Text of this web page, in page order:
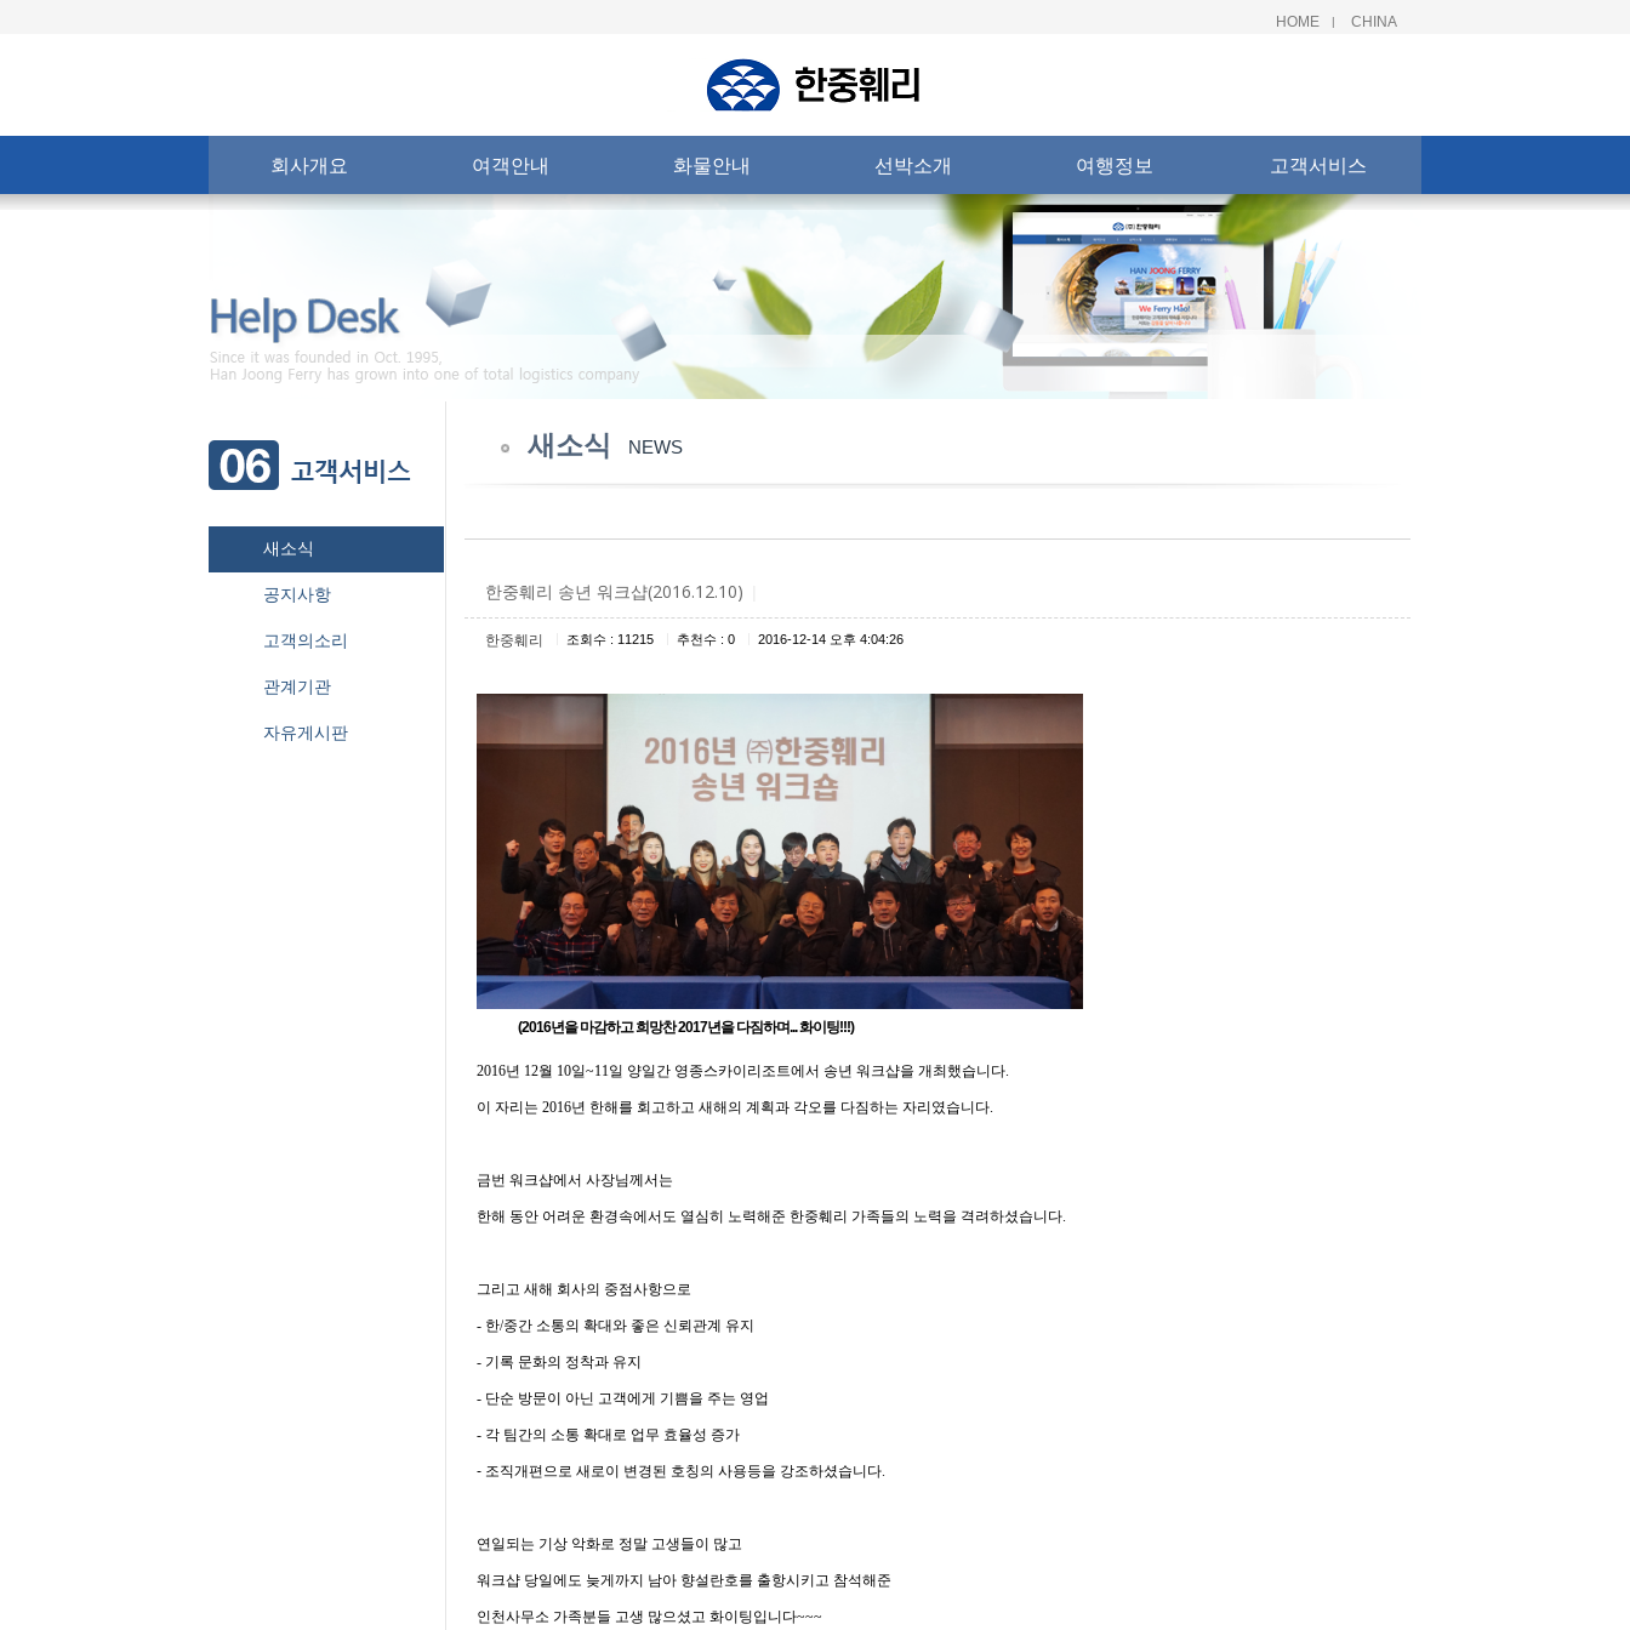
HOME | CHINA
회사개요 여객안내 화물안내 선박소개 여행정보 고객서비스
새소식
공지사항
고객의소리
관계기관
자유게시판
새소식 NEWS
한중훼리 송년 워크샵(2016.12.10)
한중훼리 조회수 : 11215 추천수 : 0 2016-12-14 오후 4:04:26
(2016년을 마감하고 희망찬 2017년을 다짐하며... 화이팅!!!)
2016년 12월 10일~11 일 양일간 영종스카이리조트에서 송년 워크샵을 개최했습니다
이 자리는 2016년 한해를 회고하고 새해의 계획과 각오를 다짐하는 자리였습니다
금번 워크샵에서 사장님께서는
한해 동안 어려운 환경속에서도 열심히 노력해준 한중훼리 가족들의 노력을 격려하셨습니다
그리고 새해 회사의 중점사항으로
- 한/중간 소통의 확대와 좋은 신뢰관계 유지
- 기록 문화의 정착과 유지
- 단순 방문이 아닌 고객에게 기쁨을 주는 영업
- 각 팀간의 소통 확대로 업무 효율성 증가
- 조직개편으로 새로이 변경된 호칭의 사용등을 강조하셨습니다
연일되는 기상 악화로 정말 고생들이 많고
워크샵 당일에도 늦게까지 남아 향설란호를 출항시키고 참석해준
인천사무소 가족분들 고생 많으셨고 화이팅입니다~~~